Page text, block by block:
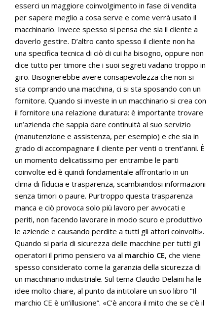
esserci un maggiore coinvolgimento in fase di vendita
per sapere meglio a cosa serve e come verrà usato il
macchinario. Invece spesso si pensa che sia il cliente a
doverlo gestire. D’altro canto spesso il cliente non ha
una specifica tecnica di ciò di cui ha bisogno, oppure non
dice tutto per timore che i suoi segreti vadano troppo in
giro. Bisognerebbe avere consapevolezza che non si
sta comprando una macchina, ci si sta sposando con un
fornitore. Quando si investe in un macchinario si crea con
il fornitore una relazione duratura: è importante trovare
un’azienda che sappia dare continuità al suo servizio
(manutenzione e assistenza, per esempio) e che sia in
grado di accompagnare il cliente per venti o trent’anni. È
un momento delicatissimo per entrambe le parti
coinvolte ed è quindi fondamentale affrontarlo in un
clima di fiducia e trasparenza, scambiandosi informazioni
senza timori o paure. Purtroppo questa trasparenza
manca e ciò provoca solo più lavoro per avvocati e
periti, non facendo lavorare in modo scuro e produttivo
le aziende e causando perdite a tutti gli attori coinvolti».
Quando si parla di sicurezza delle macchine per tutti gli
operatori il primo pensiero va al marchio CE, che viene
spesso considerato come la garanzia della sicurezza di
un macchinario industriale. Sul tema Claudio Delaini ha le
idee molto chiare, al punto da intitolare un suo libro “Il
marchio CE è un’illusione”. «C’è ancora il mito che se c’è il